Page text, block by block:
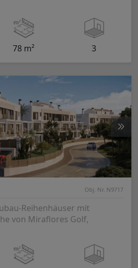
78 m² 3
Obj. Nr. N9717
Reihenhäuser mit
von Miraflores Golf,